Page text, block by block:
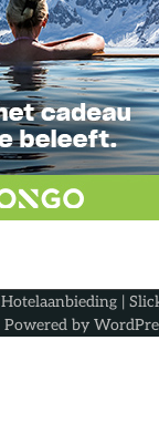
Hotelaanbieding|
Powered by